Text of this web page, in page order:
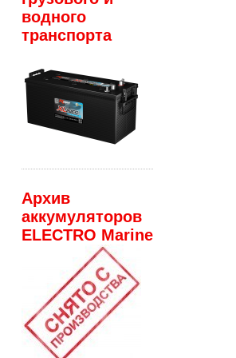
водного
транспорта
Архив
аккумуляторов
ELECTRO Marine